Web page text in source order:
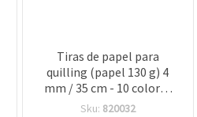
Tiras de papel para
quilling (papel 130 g) 4
mm / 35 cm - 10 colores
pastel surtidos - 100 uds.
Sku: 820032